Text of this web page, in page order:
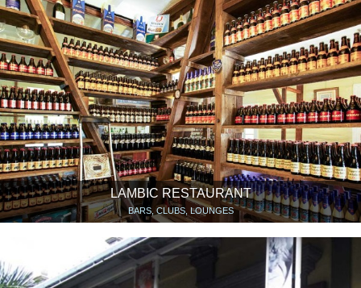
LAMBIC RESTAURANT
BARS, CLUBS, LOUNGES